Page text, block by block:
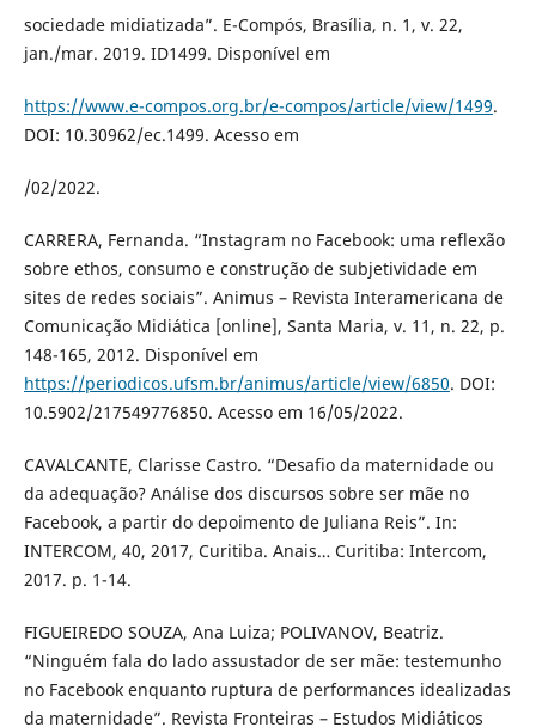
sociedade midiatizada”. E-Compós, Brasília, n. 1, v. 22,
jan./mar. 2019. ID1499. Disponível em
https://www.e-compos.org.br/e-compos/article/view/1499.
DOI: 10.30962/ec.1499. Acesso em
/02/2022.
CARRERA, Fernanda. “Instagram no Facebook: uma reflexão
sobre ethos, consumo e construção de subjetividade em
sites de redes sociais”. Animus – Revista Interamericana de
Comunicação Midiática [online], Santa Maria, v. 11, n. 22, p.
148-165, 2012. Disponível em
https://periodicos.ufsm.br/animus/article/view/6850. DOI:
10.5902/217549776850. Acesso em 16/05/2022.
CAVALCANTE, Clarisse Castro. “Desafio da maternidade ou
da adequação? Análise dos discursos sobre ser mãe no
Facebook, a partir do depoimento de Juliana Reis”. In:
INTERCOM, 40, 2017, Curitiba. Anais… Curitiba: Intercom,
2017. p. 1-14.
FIGUEIREDO SOUZA, Ana Luiza; POLIVANOV, Beatriz.
“Ninguém fala do lado assustador de ser mãe: testemunho
no Facebook enquanto ruptura de performances idealizadas
da maternidade”. Revista Fronteiras – Estudos Midiáticos